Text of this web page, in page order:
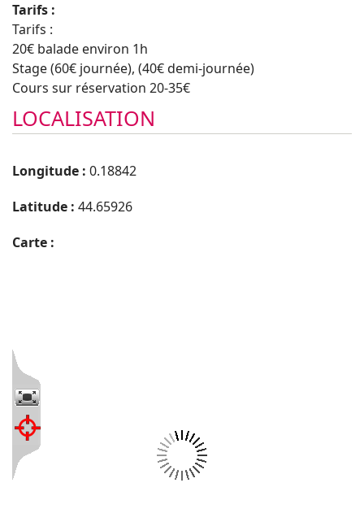
Tarifs :
Tarifs :
20€ balade environ 1h
Stage (60€ journée), (40€ demi-journée)
Cours sur réservation 20-35€
LOCALISATION
Longitude : 0.18842
Latitude : 44.65926
Carte :